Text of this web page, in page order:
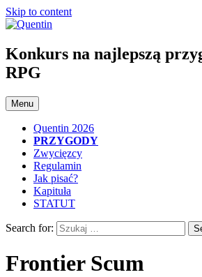
Skip to content
Konkurs na najlepszą
RPG
Menu
Quentin 2026
PRZYGODY
Zwycięzcy
Regulamin
Jak pisać?
Kapituła
STATUT
Search for:
Frontier Scum